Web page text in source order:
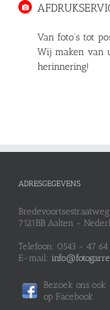
Van foto’s tot
Wij maken van
herinnering!
ADRESGEGEVENS
7121BB Aalten -
Telefoon: 0543 - 47 64
E-mail:
Bezoek ons ook
op Facebook